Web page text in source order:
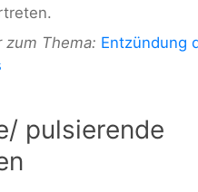
zum Thema: Entzündung
pulsierende